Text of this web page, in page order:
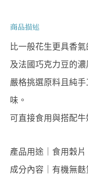
商品描述
比一般花生更具香
及法國巧克力豆的濃
嚴格挑選原料且純
味。
可直接食用與搭配牛
產品用途｜食用穀片
成分內容｜有機無